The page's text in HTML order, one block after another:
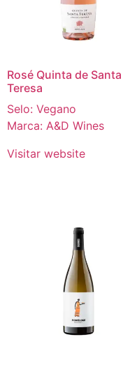
Rosé Quinta de Santa
Teresa
Selo: Vegano
Marca: A&D Wines
Visitar website